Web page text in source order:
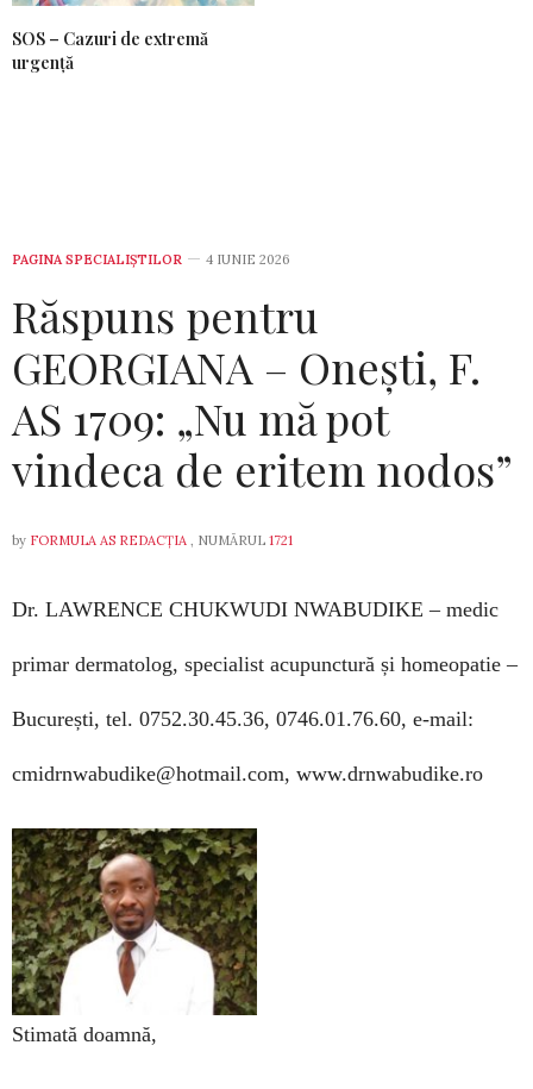
SOS – Cazuri de extremă
urgență
PAGINA SPECIALIȘTILOR 4 IUNIE 2026
Răspuns pentru
GEORGIANA – Onești, F.
AS 1709: „Nu mă pot
vindeca de eritem nodos”
by FORMULA AS REDACȚIA , NUMĂRUL 1721
Dr. LAWRENCE CHUKWUDI NWABUDIKE – medic
primar dermatolog, specialist acupunctură și homeopatie –
București, tel. 0752.30.45.36, 0746.01.76.60, e-mail:
cmidrnwabudike@hotmail.com, www.drnwabudike.ro
Stimată doamnă,